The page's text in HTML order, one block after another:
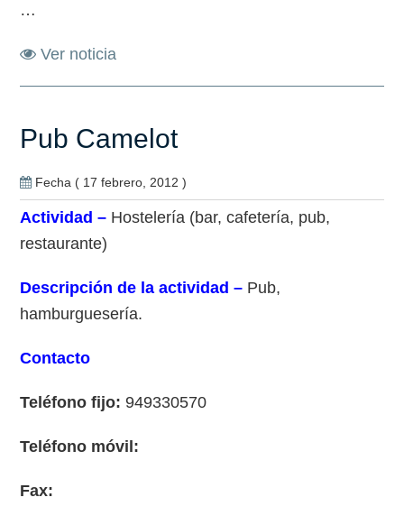
…
Ver noticia
Pub Camelot
Fecha ( 17 febrero, 2012 )
Actividad – Hostelería (bar, cafetería, pub,
restaurante)
Descripción de la actividad – Pub,
hamburguesería.
Contacto
Teléfono fijo:949330570
Teléfono móvil:
Fax: